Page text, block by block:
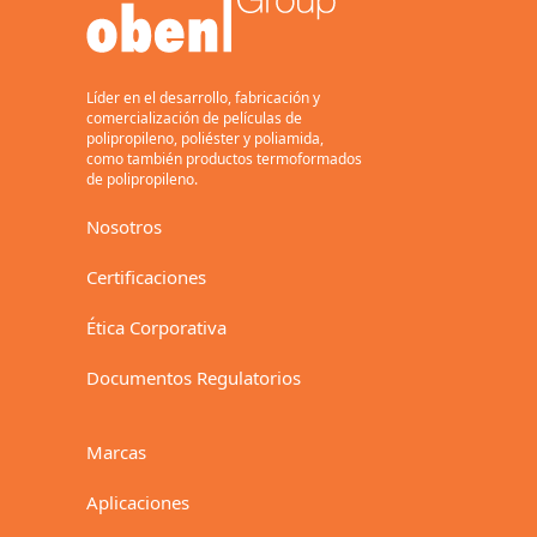
Toneladas
Líder en el desarrollo, fabricación y
comercialización de películas de
polipropileno, poliéster y poliamida,
como también productos termoformados
de polipropileno.
Nosotros
Certificaciones
Ética Corporativa
Documentos Regulatorios
Marcas
Aplicaciones